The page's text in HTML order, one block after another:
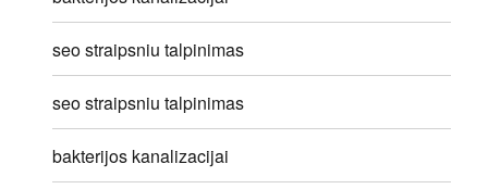
seo straipsniu talpinimas
seo straipsniu talpinimas
bakterijos kanalizacijai